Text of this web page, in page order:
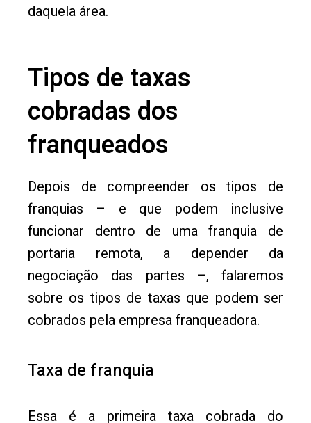
daquela área.
Tipos de taxas
cobradas dos
franqueados
Depois de compreender os tipos de
franquias – e que podem inclusive
funcionar dentro de uma franquia de
portaria remota, a depender da
negociação das partes –, falaremos
sobre os tipos de taxas que podem ser
cobrados pela empresa franqueadora.
Taxa de franquia
Essa é a primeira taxa cobrada do